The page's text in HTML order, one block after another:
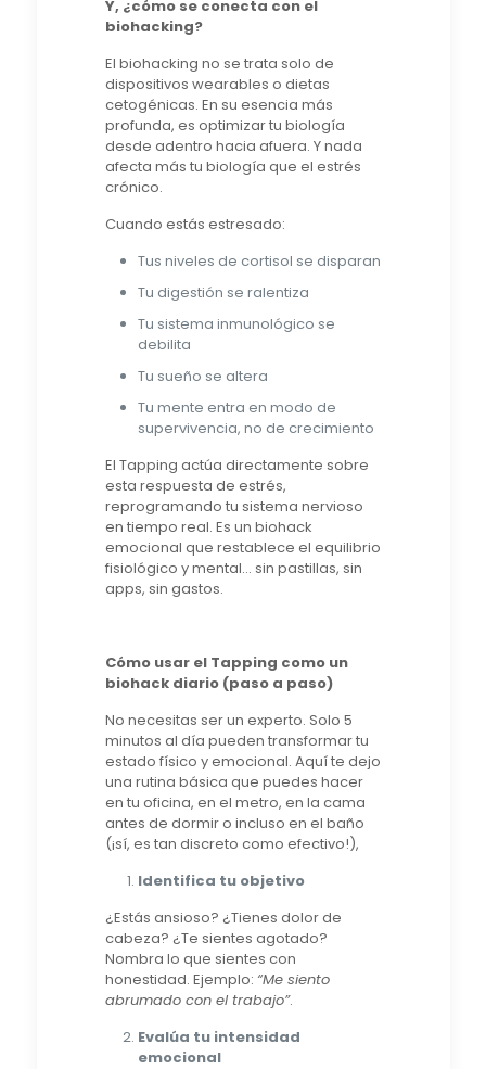
Y, ¿cómo se conecta con el
biohacking?
El biohacking no se trata solo de
dispositivos wearables o dietas
cetogénicas. En su esencia más
profunda, es optimizar tu biología
desde adentro hacia afuera. Y nada
afecta más tu biología que el estrés
crónico.
Cuando estás estresado:
Tus niveles de cortisol se disparan
Tu digestión se ralentiza
Tu sistema inmunológico se
debilita
Tu sueño se altera
Tu mente entra en modo de
supervivencia, no de crecimiento
El Tapping actúa directamente sobre
esta respuesta de estrés,
reprogramando tu sistema nervioso
en tiempo real. Es un biohack
emocional que restablece el equilibrio
fisiológico y mental… sin pastillas, sin
apps, sin gastos.
Cómo usar el Tapping como un
biohack diario (paso a paso)
No necesitas ser un experto. Solo 5
minutos al día pueden transformar tu
estado físico y emocional. Aquí te dejo
una rutina básica que puedes hacer
en tu oficina, en el metro, en la cama
antes de dormir o incluso en el baño
(¡sí, es tan discreto como efectivo!),
Identifica tu objetivo
¿Estás ansioso? ¿Tienes dolor de
cabeza? ¿Te sientes agotado?
Nombra lo que sientes con
honestidad. Ejemplo: “Me siento
abrumado con el trabajo”.
Evalúa tu intensidad
emocional